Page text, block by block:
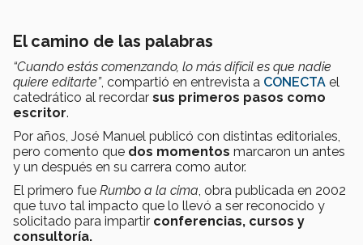
El camino de las palabras
“Cuando estás comenzando, lo más difícil es que nadie
quiere editarte”, compartió en entrevista a CONECTA el
catedrático al recordar sus primeros pasos como
escritor.
Por años, José Manuel publicó con distintas editoriales,
pero comento que dos momentos marcaron un antes
y un después en su carrera como autor.
El primero fue Rumbo a la cima , obra publicada en 2002
que tuvo tal impacto que lo llevó a ser reconocido y
solicitado para impartir conferencias, cursos y
consultoría.